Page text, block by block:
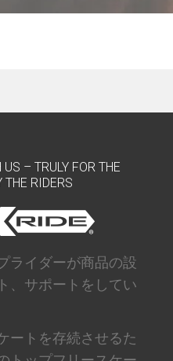
US – TRULY FOR THE
THE RIDERS
ライダーが商品の設
、サポートをしてい
ートを存続させるた